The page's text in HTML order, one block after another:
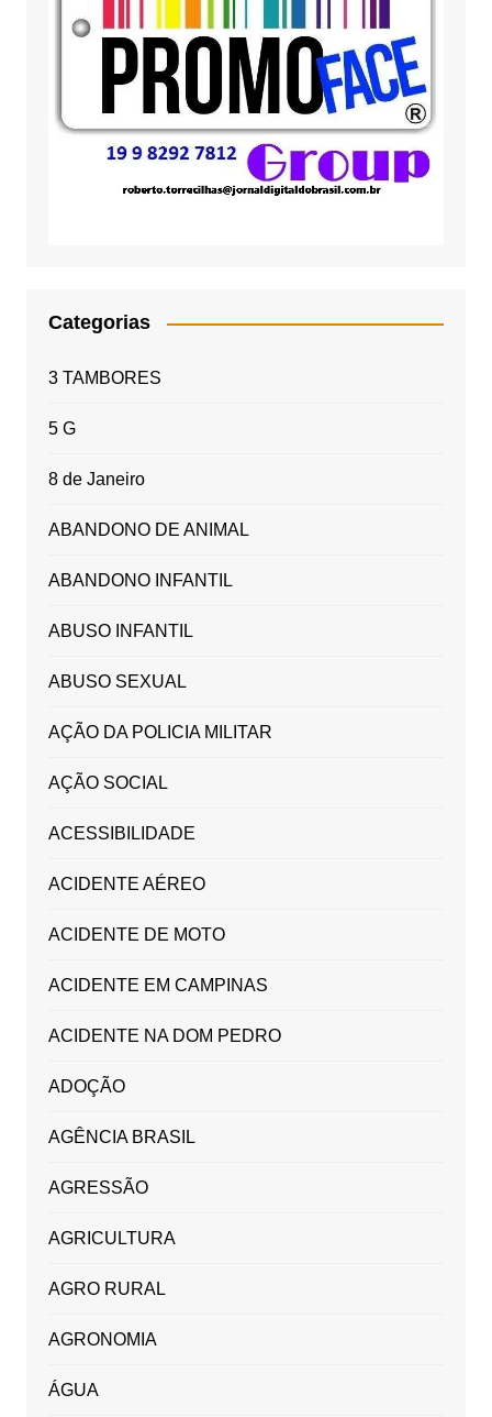
Categorias
3 TAMBORES
5 G
8 de Janeiro
ABANDONO DE ANIMAL
ABANDONO INFANTIL
ABUSO INFANTIL
ABUSO SEXUAL
AÇÃO DA POLICIA MILITAR
AÇÃO SOCIAL
ACESSIBILIDADE
ACIDENTE AÉREO
ACIDENTE DE MOTO
ACIDENTE EM CAMPINAS
ACIDENTE NA DOM PEDRO
ADOÇÃO
AGÊNCIA BRASIL
AGRESSÃO
AGRICULTURA
AGRO RURAL
AGRONOMIA
ÁGUA